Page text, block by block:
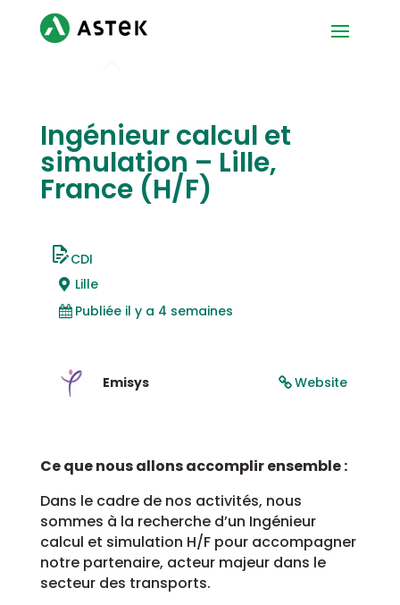
Ingénieur calcul et
simulation – Lille,
France (H/F)
CDI
Lille
Publiée il y a 4 semaines
Website
Emisys
Ce que nous allons accomplir ensemble :
Dans le cadre de nos activités, nous
sommes à la recherche d’un Ingénieur
calcul et simulation H/F pour accompagner
notre partenaire, acteur majeur dans le
secteur des transports.